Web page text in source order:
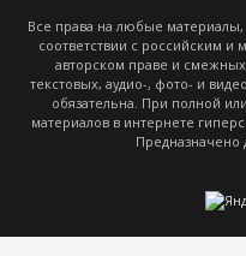
Все права на любые
соответствии с российским и
авторском праве и
текстовых, аудио-, фото- и
обязательна. При полной
материалов в интернете
Предназначено